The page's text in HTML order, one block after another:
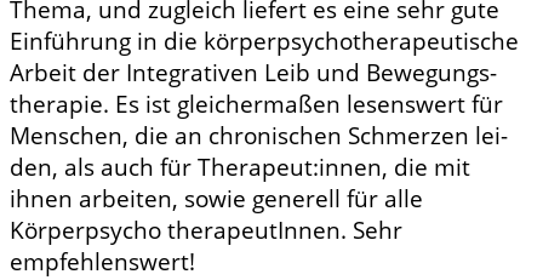
Thema, und zugleich liefert es eine sehr gute
Einführung in die körperpsychotherapeutische
Arbeit der Integrativen Leib­ und Bewegungs­
therapie. Es ist gleichermaßen lesenswert für
Menschen, die an chronischen Schmerzen lei­
den, als auch für Therapeut:innen, die mit
ihnen arbeiten, sowie generell für alle
Körperpsycho­ therapeutInnen. Sehr
empfehlenswert!